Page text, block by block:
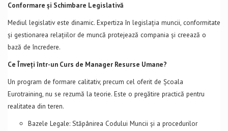
Conformare și Schimbare Legislativă
Mediul legislativ este dinamic. Expertiza în legislația muncii, conformitate
și gestionarea relațiilor de muncă protejează compania și creează o
bază de încredere.
Ce Înveți într-un Curs de Manager Resurse Umane?
Un program de formare calitativ, precum cel oferit de Școala
Eurotraining, nu se rezumă la teorie. Este o pregătire practică pentru
realitatea din teren.
Bazele Legale: Stăpânirea Codului Muncii și a procedurilor